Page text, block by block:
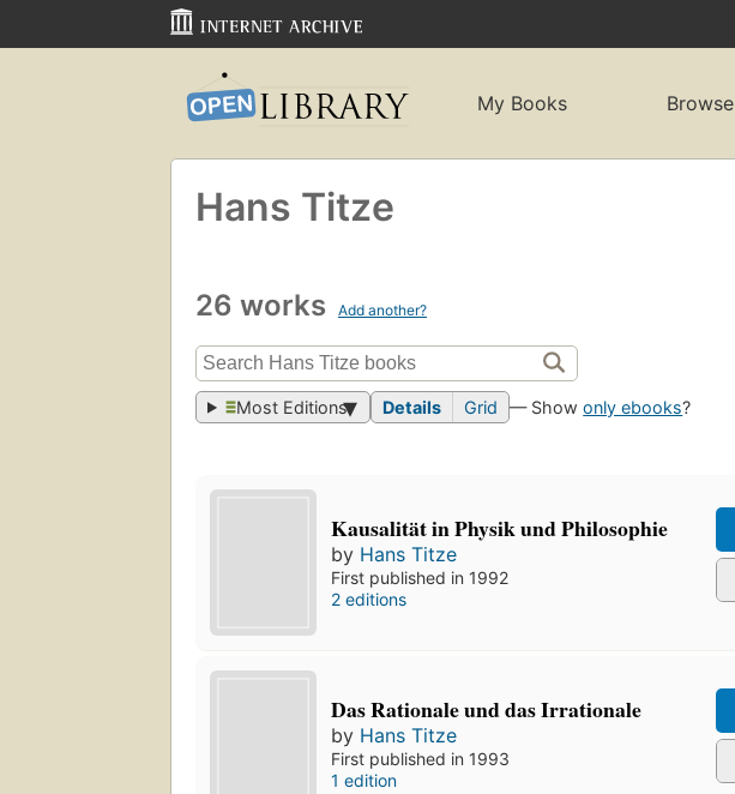
My Books Browse
Hans Titze
26 works Add another?
Most Editions Details Grid — Showonly ebooks?
Kausalität in Physik und Philosophie
by Hans Titze
First published in 1992
2 editions
Das Rationale und das Irrationale
by Hans Titze
First published in 1993
1 edition